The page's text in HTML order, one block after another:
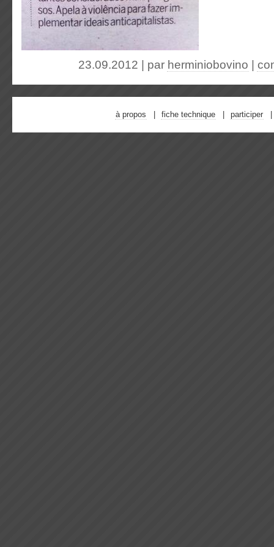
23.09.2012 | par herminiobovino
à propos fiche technique participer